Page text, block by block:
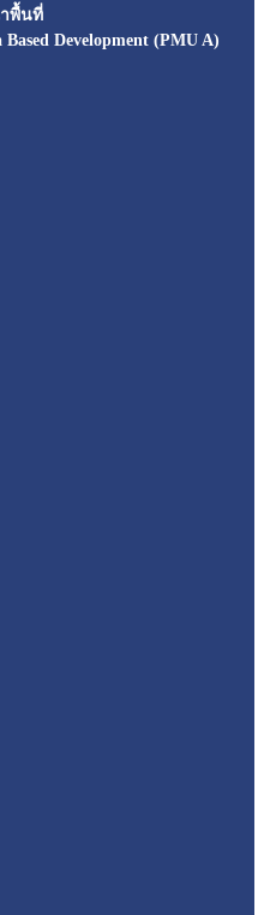
พื้นที่
Development (PMU A)